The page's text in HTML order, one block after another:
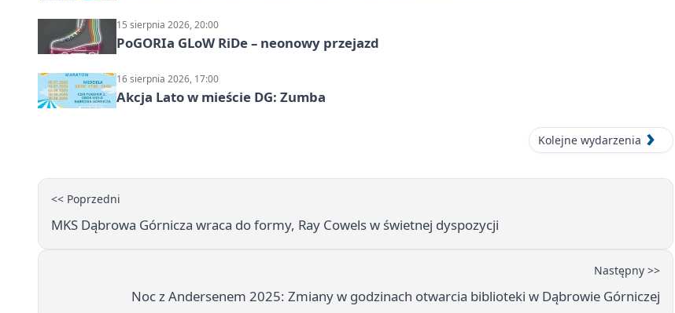
15 sierpnia 2026, 20:00
PoGORIa GLoW RiDe – neonowy przejazd
16 sierpnia 2026, 17:00
Akcja Lato w mieście DG: Zumba
Kolejne wydarzenia
<< Poprzedni
MKS Dąbrowa Górnicza wraca do formy, Ray Cowels w świetnej dyspozycji
Następny >>
Noc z Andersenem 2025: Zmiany w godzinach otwarcia biblioteki w Dąbrowie Górniczej